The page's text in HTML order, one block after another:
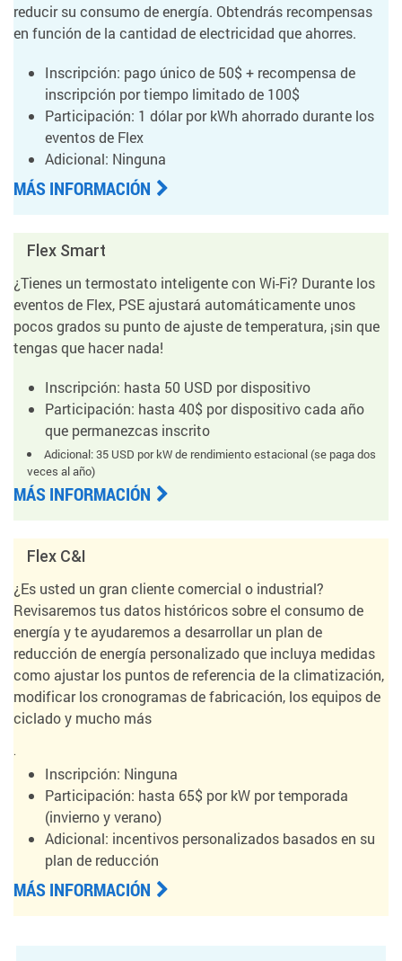
reducir su consumo de energía. Obtendrás recompensas
en función de la cantidad de electricidad que ahorres.
Inscripción: pago único de 50$ + recompensa de
inscripción por tiempo limitado de 100$
Participación: 1 dólar por kWh ahorrado durante los
eventos de Flex
Adicional: Ninguna
MÁS INFORMACIÓN
Flex Smart
¿Tienes un termostato inteligente con Wi-Fi? Durante los
eventos de Flex, PSE ajustará automáticamente unos
pocos grados su punto de ajuste de temperatura, ¡sin que
tengas que hacer nada!
Inscripción: hasta 50 USD por dispositivo
Participación: hasta 40$ por dispositivo cada año
que permanezcas inscrito
Adicional: 35 USD por kW de rendimiento estacional (se paga dos
veces al año)
MÁS INFORMACIÓN
Flex C&I
¿Es usted un gran cliente comercial o industrial?
Revisaremos tus datos históricos sobre el consumo de
energía y te ayudaremos a desarrollar un plan de
reducción de energía personalizado que incluya medidas
como ajustar los puntos de referencia de la climatización,
modificar los cronogramas de fabricación, los equipos de
ciclado y mucho más
.
Inscripción: Ninguna
Participación: hasta 65$ por kW por temporada
(invierno y verano)
Adicional: incentivos personalizados basados en su
plan de reducción
MÁS INFORMACIÓN